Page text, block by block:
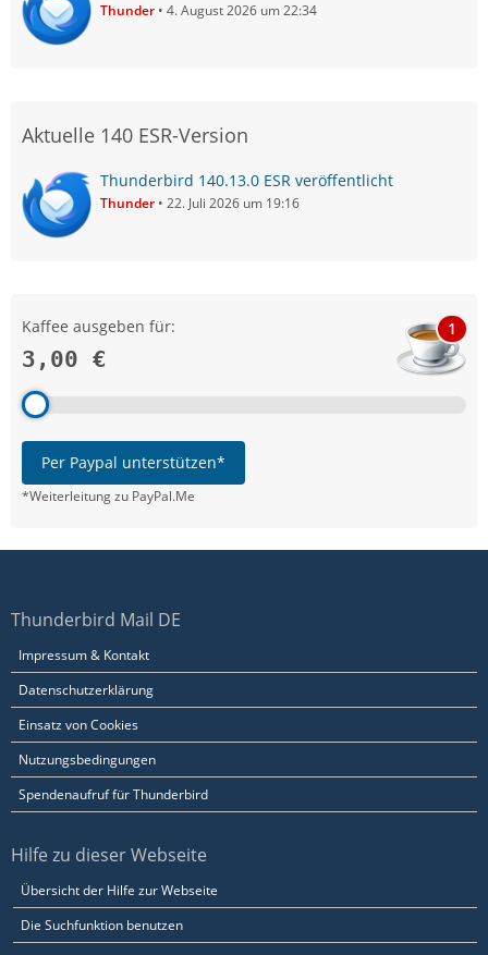
Thunder 4. August 2026 um 22:34
Aktuelle 140 ESR-Version
Thunderbird 140.13.0 ESR veröffentlicht
Thunder 22. Juli 2026 um 19:16
Kaffee ausgeben für:
3,00 €
1
Per Paypal unterstützen*
*Weiterleitung zu PayPal.Me
Thunderbird Mail DE
Impressum & Kontakt
Datenschutzerklärung
Einsatz von Cookies
Nutzungsbedingungen
Spendenaufruf für Thunderbird
Hilfe zu dieser Webseite
Übersicht der Hilfe zur Webseite
Die Suchfunktion benutzen